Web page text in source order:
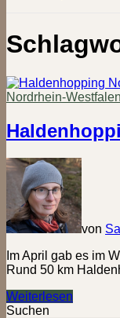
Nordrhein-Westfalen
von
Im April gab es im
Rund 50 km
Haldenhopping
No.
Weiterlesen
Suchen